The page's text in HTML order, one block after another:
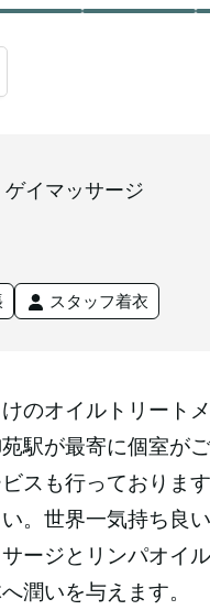
イマッサージ
スタッフ着衣
のオイルトリート
駅が最寄に個室が
スも行っておりま
。世界一気持ち良
ージとリンパオイ
潤いを与えます。